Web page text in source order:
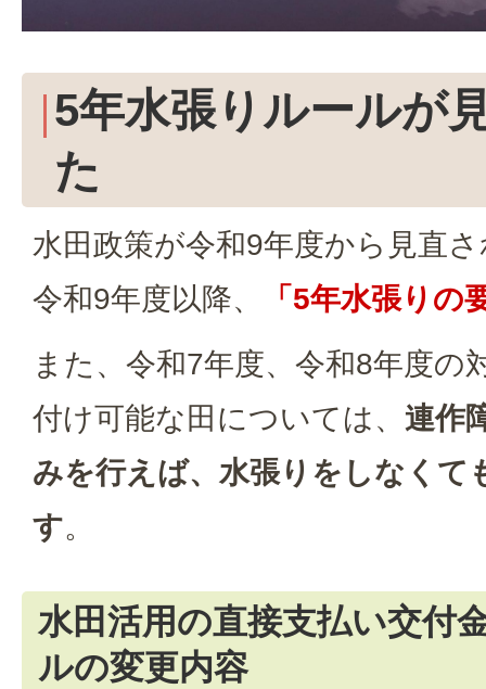
5年水張りルールが
た
水田政策が令和9年度から見直
令和9年度以降、
「5年水張りの
また、令和7年度、令和8年度の
付け可能な田については、 連作
みを行えば、水張りをしなくて
す。
水田活用の直接支払い交付
ルの変更内容